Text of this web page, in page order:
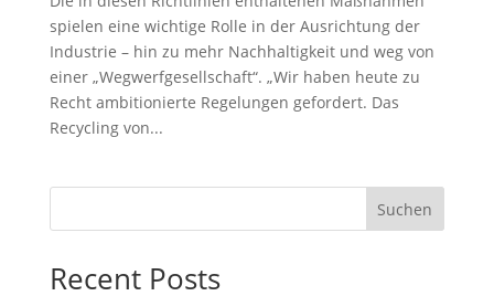
spielen eine wichtige Rolle in der Ausrichtung der
Industrie – hin zu mehr Nachhaltigkeit und weg von
einer „Wegwerfgesellschaft“. „Wir haben heute zu
Recht ambitionierte Regelungen gefordert. Das
Recycling von...
Suchen
Recent Posts